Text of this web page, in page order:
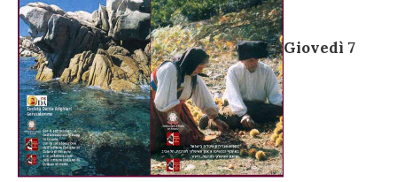
Giovedì 7